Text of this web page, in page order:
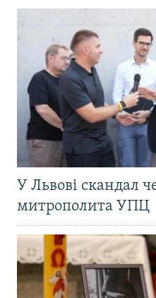
У Львові скандал
митрополита УПЦ